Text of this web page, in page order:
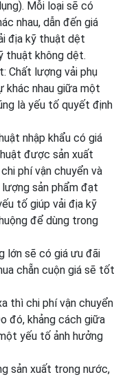
Mỗi loại sẽ có
nhau, dẫn đến giá
địa kỹ thuật dệt
thuật không dệt.
Chất lượng vải phụ
khác nhau giữa một
là yếu tố quyết định
nhập khẩu có giá
được sản xuất
phí vận chuyển và
lượng sản phẩm đạt
tố giúp vải địa kỹ
để dùng trong
lớn sẽ có giá ưu đãi
chẵn cuộn giá sẽ tốt
thì chi phí vận chuyển
đó, khảng cách giữa
yếu tố ảnh hưởng
sản xuất trong nước,